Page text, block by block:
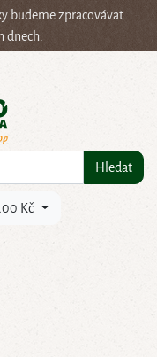
budeme zpracovávat
dnech.
Hledat
Kč